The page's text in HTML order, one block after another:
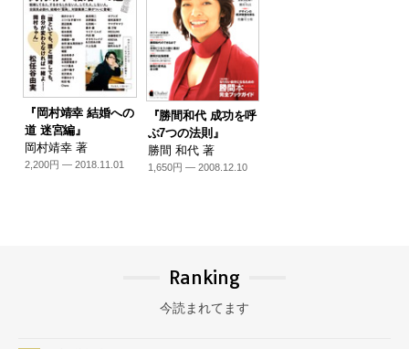
『岡村靖幸 結婚への
道 迷宮編』
岡村靖幸 著
2,200円 — 2018.11.01
『勝間和代 成功を呼
ぶ7つの法則』
勝間 和代 著
1,650円 — 2008.12.10
Ranking
今読まれてます